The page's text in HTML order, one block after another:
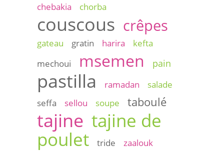
chebakia
chorba
couscous crêpes
gateau gratin harira
kefta
mechoui
msemen pain
pastilla ramadan
salade
seffa
sellou soupe taboulé
tajine tajine de
poulet
tride
zaalouk